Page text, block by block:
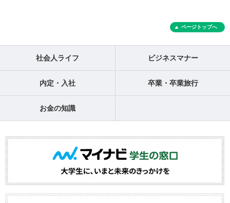
ページトップへ
社会人ライフ ビジネスマナー
内定・入社 卒業・卒業旅行
お金の知識